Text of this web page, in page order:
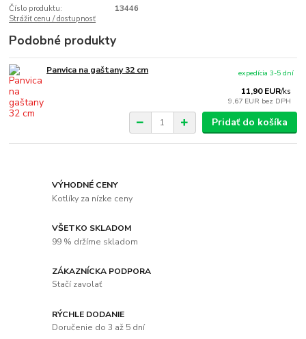
Číslo produktu:
13446
Strážiť cenu / dostupnosť
Podobné produkty
Panvica na gaštany 32 cm
11,90 EUR/ks
9,67 EUR bez DPH
expedícia 3-5 dní
Pridať do košíka
VÝHODNÉ CENY
Kotlíky za nízke ceny
VŠETKO SKLADOM
99 % držíme skladom
ZÁKAZNÍCKA PODPORA
Stačí zavolať
RÝCHLE DODANIE
Doručenie do 3 až 5 dní